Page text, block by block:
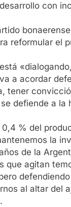
con
reformular el
a acordar
tener
defiende a
% del
la
de la
agitan
al altar del